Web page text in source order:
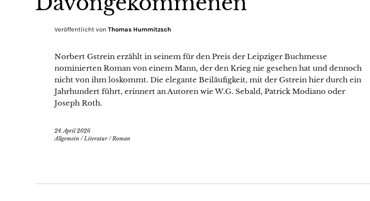
Veröffentlicht von Thomas Hummitzsch
Norbert Gstrein erzählt in seinem für den Preis der Leipziger Buchmesse
nominierten Roman von einem Mann, der den Krieg nie gesehen hat und dennoch
nicht von ihm loskommt. Die elegante Beiläufigkeit, mit der Gstrein hier durch ein
Jahrhundert führt, erinnert an Autoren wie W.G. Sebald, Patrick Modiano oder
Joseph Roth.
24. April 2026
Allgemein /Literatur/Roman